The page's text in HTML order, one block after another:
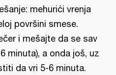
mehurići vrenja
površini smese.
i mešajte da se sav
minuta), a onda još, uz
da vri 5-6 minuta.